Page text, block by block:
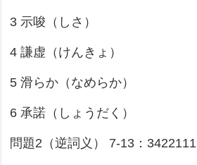
3 示唆（しさ）
4 謙虚（けんきょ）
5 滑らか（なめらか）
6 承諾（しょうだく）
問題2（逆詞义） 7-13：3422111